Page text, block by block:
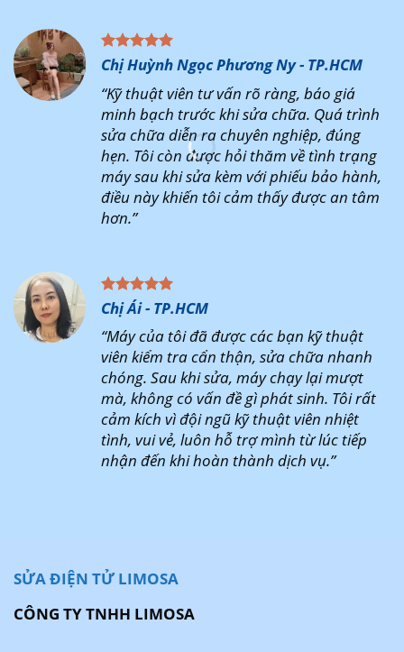
Chị Huỳnh Ngọc Phương Ny - TP.HCM
“Kỹ thuật viên tư vấn rõ ràng, báo giá
minh bạch trước khi sửa chữa. Quá trình
sửa chữa diễn ra chuyên nghiệp, đúng
hẹn. Tôi còn được hỏi thăm về tình trạng
máy sau khi sửa kèm với phiếu bảo hành,
điều này khiến tôi cảm thấy được an tâm
hơn.”
Chị Ái - TP.HCM
“Máy của tôi đã được các bạn kỹ thuật
viên kiểm tra cẩn thận, sửa chữa nhanh
chóng. Sau khi sửa, máy chạy lại mượt
mà, không có vấn đề gì phát sinh. Tôi rất
cảm kích vì đội ngũ kỹ thuật viên nhiệt
tình, vui vẻ, luôn hỗ trợ mình từ lúc tiếp
nhận đến khi hoàn thành dịch vụ.”
SỬA ĐIỆN TỬ LIMOSA
CÔNG TY TNHH LIMOSA